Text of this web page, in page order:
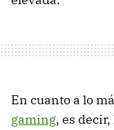
En cuanto a lo
gaming, es